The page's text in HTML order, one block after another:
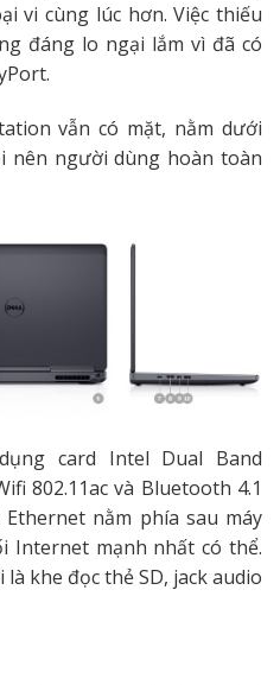
vi cùng lúc hơn. Việc thiếu
đáng lo ngại lắm vì đã có
vẫn có mặt, nằm dưới
nên người dùng hoàn toàn
card Intel Dual Band
802.11ac và Bluetooth 4.1
nằm phía sau máy
Internet mạnh nhất có thể.
khe đọc thẻ SD, jack audio